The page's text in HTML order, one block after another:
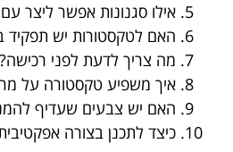
אילו סגנונות אפשר ליצר
האם לטקסטורות יש תפקיד
מה צריך לדעת לפני רכישה?
איך משפיע טקסטורה על
האם יש צבעים שעדיף
כיצד לתכנן בצורה